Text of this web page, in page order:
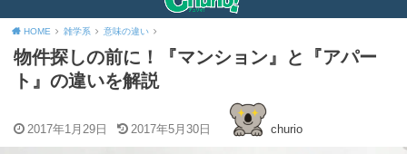
HOME 雑学系 意味の違い
物件探しの前に！『マンション』と『アパー
ト』の違いを解説
2017年1月29日 2017年5月30日 churio